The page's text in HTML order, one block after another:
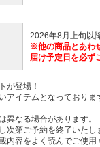
2026年8月上旬以
※他の商品とあわ
届け予定日を必ず
が登場！
アイテムとなっており
なる場合があります。
第ご予約を終了いたし
容をよく読んでご使用